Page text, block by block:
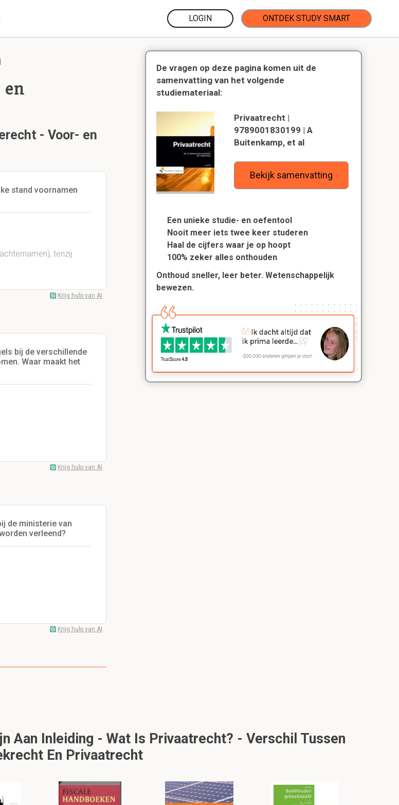
LOGIN ONTDEK STUDY SMART
en
- Voor- en
stand voornamen
tenzij
Krijg hulp van AI
bij de verschillende
Waar maakt het
Krijg hulp van AI
de ministerie van
verleend?
Krijg hulp van AI
De vragen op deze pagina komen uit de
samenvatting van het volgende
studiemateriaal:
Privaatrecht |
9789001830199 | A
Buitenkamp, et al
Bekijk samenvatting
Een unieke studie- en oefentool
Nooit meer iets twee keer studeren
Haal de cijfers waar je op hoopt
100% zeker alles onthouden
Onthoud sneller, leer beter. Wetenschappelijk
bewezen.
Aan Inleiding - Wat Is Privaatrecht? - Verschil Tussen
En Privaatrecht